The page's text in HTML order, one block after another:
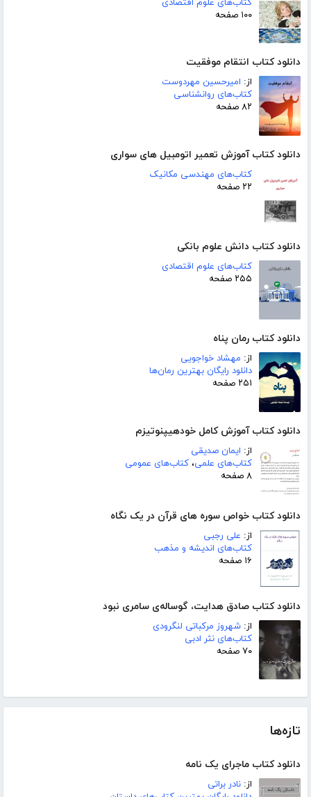
کتاب‌های علوم اقتصادی
۱۰۰ صفحه
دانلود کتاب انتقام موفقیت
از: امیرحسین مهردوست
کتاب‌های روانشناسی
۸۲ صفحه
دانلود کتاب آموزش تعمیر اتومبیل های سواری
کتاب‌های مهندسی مکانیک
۲۲ صفحه
دانلود کتاب دانش علوم بانکی
کتاب‌های علوم اقتصادی
۲۵۵ صفحه
دانلود کتاب رمان پناه
از: مهشاد خواجویی
دانلود رایگان بهترین رمان‌ها
۲۵۱ صفحه
دانلود کتاب آموزش کامل خودهیپنوتیزم
از: ایمان صدیقی
کتاب‌های علمی، کتاب‌های عمومی
۸ صفحه
دانلود کتاب خواص سوره های قرآن در یک نگاه
از: علی رجبی
کتاب‌های اندیشه و مذهب
۱۶ صفحه
دانلود کتاب صادق هدایت، گوساله‌ی سامری نبود
از: شهروز مرکباتی لنگرودی
کتاب‌های نثر ادبی
۷۰ صفحه
تازه‌ها
دانلود کتاب ماجرای یک نامه
از: نادر براتی